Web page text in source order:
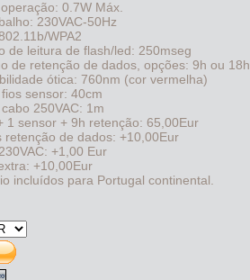
0.7W Máx.
230VAC-50Hz
WPA2
de leitura de flash/led: 250mseg
de retenção de dados, opções: 9h ou 18h.
ótica: 760nm (cor vermelha)
sensor: 40cm
250VAC: 1m
1 sensor + 9h retenção: 65,00Eur
retenção de dados: +10,00Eur
+1,00 Eur
+10,00Eur
incluídos para Portugal continental.